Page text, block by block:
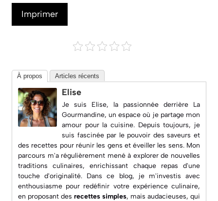
Imprimer
À propos Articles récents
Elise
Je suis Elise, la passionnée derrière La
Gourmandine, un espace où je partage mon
amour pour la cuisine. Depuis toujours, je
suis fascinée par le pouvoir des saveurs et
des recettes pour réunir les gens et éveiller les sens. Mon
parcours m'a régulièrement mené à explorer de nouvelles
traditions culinaires, enrichissant chaque repas d'une
touche d'originalité. Dans ce blog, je m'investis avec
enthousiasme pour redéfinir votre expérience culinaire,
en proposant des recettes simples, mais audacieuses, qui